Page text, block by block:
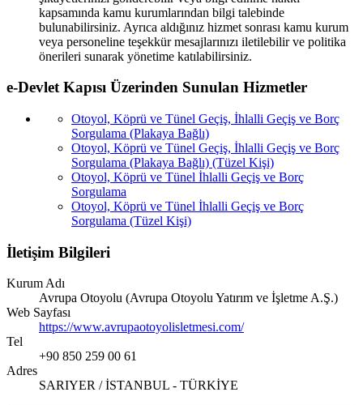
kapsamında kamu kurumlarından bilgi talebinde
bulunabilirsiniz. Ayrıca aldığınız hizmet sonrası kamu kurum
veya personeline teşekkür mesajlarınızı iletilebilir ve politika
önerileri sunarak yönetime katılabilirsiniz.
e-Devlet Kapısı Üzerinden Sunulan Hizmetler
Otoyol, Köprü ve Tünel Geçiş, İhlalli Geçiş ve Borç
Sorgulama (Plakaya Bağlı)
Otoyol, Köprü ve Tünel Geçiş, İhlalli Geçiş ve Borç
Sorgulama (Plakaya Bağlı) (Tüzel Kişi)
Otoyol, Köprü ve Tünel İhlalli Geçiş ve Borç
Sorgulama
Otoyol, Köprü ve Tünel İhlalli Geçiş ve Borç
Sorgulama (Tüzel Kişi)
İletişim Bilgileri
Kurum Adı
Avrupa Otoyolu (Avrupa Otoyolu Yatırım ve İşletme A.Ş.)
Web Sayfası
https://www.avrupaotoyolisletmesi.com/
Tel
+90 850 259 00 61
Adres
SARIYER / İSTANBUL - TÜRKİYE